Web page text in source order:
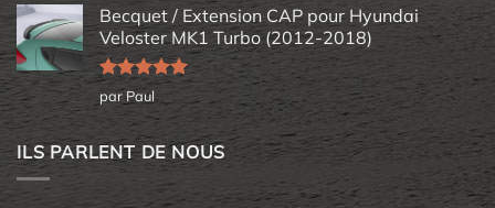
Becquet / Extension CAP pour Hyundai
Veloster MK1 Turbo (2012-2018)
Note5sur
5
par Paul
ILS PARLENT DE NOUS